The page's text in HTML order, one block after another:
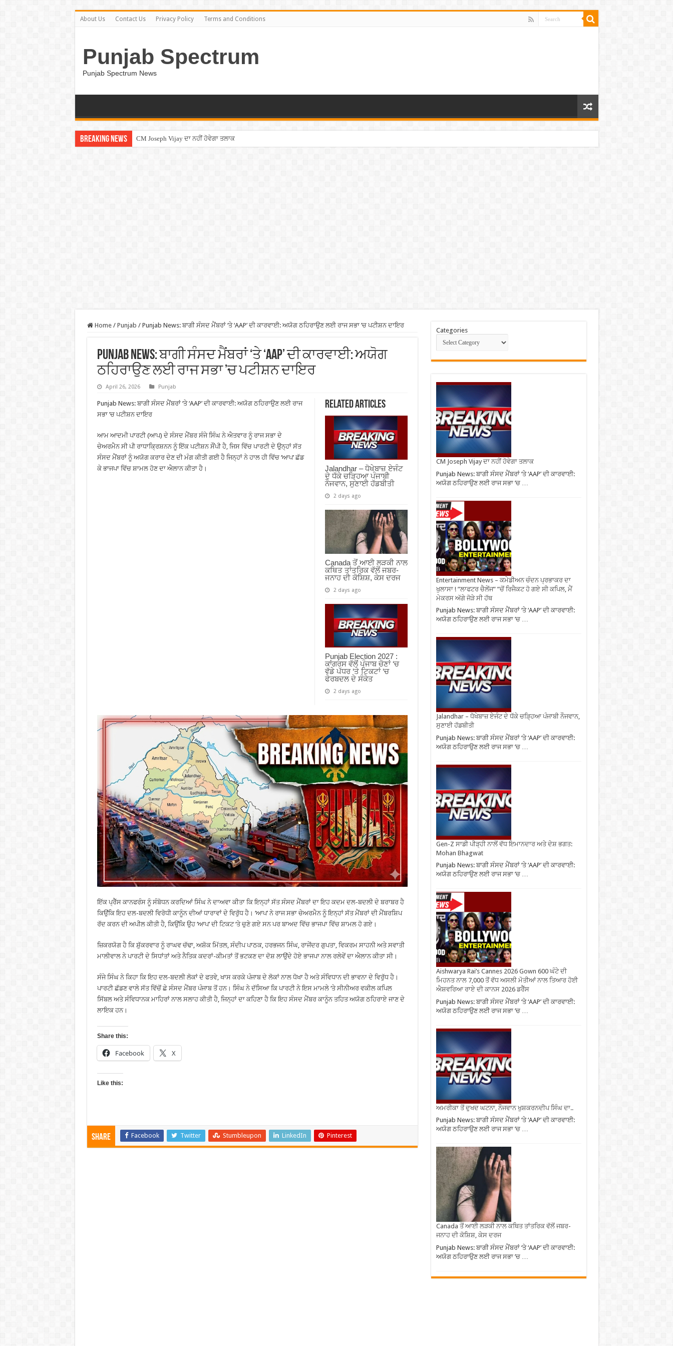
About Us Contact Us Privacy Policy Terms and Conditions
Punjab Spectrum
Punjab Spectrum News
Breaking News CM Joseph Vijay ਦਾ ਨਹੀਂ ਹੋਵੇਗਾ ਤਲਾਕ
Home / Punjab / Punjab News: ਬਾਗੀ ਸੰਸਦ ਮੈਂਬਰਾਂ ‘ਤੇ ‘AAP’ ਦੀ ਕਾਰਵਾਈ: ਅਯੋਗ ਠਹਿਰਾਉਣ ਲਈ ਰਾਜ ਸਭਾ ’ਚ ਪਟੀਸ਼ਨ ਦਾਇਰ
Punjab News: ਬਾਗੀ ਸੰਸਦ ਮੈਂਬਰਾਂ ‘ਤੇ ‘AAP’ ਦੀ ਕਾਰਵਾਈ: ਅਯੋਗ
ਠਹਿਰਾਉਣ ਲਈ ਰਾਜ ਸਭਾ ’ਚ ਪਟੀਸ਼ਨ ਦਾਇਰ
April 26, 2026 Punjab
Related Articles
Jalandhar – ਧੋਖੇਬਾਜ਼ ਏਜੰਟ
ਦੇ ਧੱਕੇ ਚੜ੍ਹਿਆ ਪੰਜਾਬੀ
ਨੌਜਵਾਨ, ਸੁਣਾਈ ਹੱਡਬੀਤੀ
2 days ago
Canada ਤੋਂ ਆਈ ਲੜਕੀ ਨਾਲ
ਕਥਿਤ ਤਾਂਤਰਿਕ ਵੱਲੋਂ ਜਬਰ-
ਜਨਾਹ ਦੀ ਕੋਸ਼ਿਸ਼, ਕੇਸ ਦਰਜ
2 days ago
Punjab Election 2027 :
ਕਾਂਗਰਸ ਵੱਲੋਂ ਪੰਜਾਬ ਚੋਣਾਂ ‘ਚ
ਵੱਡੇ ਪੱਧਰ ‘ਤੇ ਟਿਕਟਾਂ ‘ਚ
ਫੇਰਬਦਲ ਦੇ ਸੰਕੇਤ
2 days ago
Punjab News: ਬਾਗੀ ਸੰਸਦ ਮੈਂਬਰਾਂ ‘ਤੇ ‘AAP’ ਦੀ ਕਾਰਵਾਈ: ਅਯੋਗ ਠਹਿਰਾਉਣ ਲਈ ਰਾਜ
ਸਭਾ ’ਚ ਪਟੀਸ਼ਨ ਦਾਇਰ
ਆਮ ਆਦਮੀ ਪਾਰਟੀ (ਆਪ) ਦੇ ਸੰਸਦ ਮੈਂਬਰ ਸੰਜੇ ਸਿੰਘ ਨੇ ਐਤਵਾਰ ਨੂੰ ਰਾਜ ਸਭਾ ਦੇ
ਚੇਅਰਮੈਨ ਸੀ ਪੀ ਰਾਧਾਕ੍ਰਿਸ਼ਨਨ ਨੂੰ ਇੱਕ ਪਟੀਸ਼ਨ ਸੌਂਪੀ ਹੈ, ਜਿਸ ਵਿੱਚ ਪਾਰਟੀ ਦੇ ਉਨ੍ਹਾਂ ਸੱਤ
ਸੰਸਦ ਮੈਂਬਰਾਂ ਨੂੰ ਅਯੋਗ ਕਰਾਰ ਦੇਣ ਦੀ ਮੰਗ ਕੀਤੀ ਗਈ ਹੈ ਜਿਨ੍ਹਾਂ ਨੇ ਹਾਲ ਹੀ ਵਿੱਚ ‘ਆਪ’ ਛੱਡ
ਕੇ ਭਾਜਪਾ ਵਿੱਚ ਸ਼ਾਮਲ ਹੋਣ ਦਾ ਐਲਾਨ ਕੀਤਾ ਹੈ।
ਇੱਕ ਪ੍ਰੈੱਸ ਕਾਨਫਰੰਸ ਨੂੰ ਸੰਬੋਧਨ ਕਰਦਿਆਂ ਸਿੰਘ ਨੇ ਦਾਅਵਾ ਕੀਤਾ ਕਿ ਇਨ੍ਹਾਂ ਸੱਤ ਸੰਸਦ ਮੈਂਬਰਾਂ ਦਾ ਇਹ ਕਦਮ ਦਲ-ਬਦਲੀ ਦੇ ਬਰਾਬਰ ਹੈ
ਕਿਉਂਕਿ ਇਹ ਦਲ-ਬਦਲੀ ਵਿਰੋਧੀ ਕਾਨੂੰਨ ਦੀਆਂ ਧਾਰਾਵਾਂ ਦੇ ਵਿਰੁੱਧ ਹੈ। ‘ਆਪ’ ਨੇ ਰਾਜ ਸਭਾ ਚੇਅਰਮੈਨ ਨੂੰ ਇਨ੍ਹਾਂ ਸੱਤ ਮੈਂਬਰਾਂ ਦੀ ਮੈਂਬਰਸ਼ਿਪ
ਰੱਦ ਕਰਨ ਦੀ ਅਪੀਲ ਕੀਤੀ ਹੈ, ਕਿਉਂਕਿ ਉਹ ‘ਆਪ’ ਦੀ ਟਿਕਟ ‘ਤੇ ਚੁਣੇ ਗਏ ਸਨ ਪਰ ਬਾਅਦ ਵਿੱਚ ਭਾਜਪਾ ਵਿੱਚ ਸ਼ਾਮਲ ਹੋ ਗਏ।
ਜ਼ਿਕਰਯੋਗ ਹੈ ਕਿ ਸ਼ੁੱਕਰਵਾਰ ਨੂੰ ਰਾਘਵ ਚੱਢਾ, ਅਸ਼ੋਕ ਮਿੱਤਲ, ਸੰਦੀਪ ਪਾਠਕ, ਹਰਭਜਨ ਸਿੰਘ, ਰਾਜੇਂਦਰ ਗੁਪਤਾ, ਵਿਕਰਮ ਸਾਹਨੀ ਅਤੇ ਸਵਾਤੀ
ਮਾਲੀਵਾਲ ਨੇ ਪਾਰਟੀ ਦੇ ਸਿਧਾਂਤਾਂ ਅਤੇ ਨੈਤਿਕ ਕਦਰਾਂ-ਕੀਮਤਾਂ ਤੋਂ ਭਟਕਣ ਦਾ ਦੋਸ਼ ਲਾਉਂਦੇ ਹੋਏ ਭਾਜਪਾ ਨਾਲ ਰਲੇਵੇਂ ਦਾ ਐਲਾਨ ਕੀਤਾ ਸੀ।
ਸੰਜੇ ਸਿੰਘ ਨੇ ਕਿਹਾ ਕਿ ਇਹ ਦਲ-ਬਦਲੀ ਲੋਕਾਂ ਦੇ ਫਤਵੇ, ਖਾਸ ਕਰਕੇ ਪੰਜਾਬ ਦੇ ਲੋਕਾਂ ਨਾਲ ਧੋਖਾ ਹੈ ਅਤੇ ਸੰਵਿਧਾਨ ਦੀ ਭਾਵਨਾ ਦੇ ਵਿਰੁੱਧ ਹੈ।
ਪਾਰਟੀ ਛੱਡਣ ਵਾਲੇ ਸੱਤ ਵਿੱਚੋਂ ਛੇ ਸੰਸਦ ਮੈਂਬਰ ਪੰਜਾਬ ਤੋਂ ਹਨ। ਸਿੰਘ ਨੇ ਦੱਸਿਆ ਕਿ ਪਾਰਟੀ ਨੇ ਇਸ ਮਾਮਲੇ ‘ਤੇ ਸੀਨੀਅਰ ਵਕੀਲ ਕਪਿਲ
ਸਿੱਬਲ ਅਤੇ ਸੰਵਿਧਾਨਕ ਮਾਹਿਰਾਂ ਨਾਲ ਸਲਾਹ ਕੀਤੀ ਹੈ, ਜਿਨ੍ਹਾਂ ਦਾ ਕਹਿਣਾ ਹੈ ਕਿ ਇਹ ਸੰਸਦ ਮੈਂਬਰ ਕਾਨੂੰਨ ਤਹਿਤ ਅਯੋਗ ਠਹਿਰਾਏ ਜਾਣ ਦੇ
ਲਾਇਕ ਹਨ।
Share this:
Facebook X
Like this:
Share Facebook Twitter Stumbleupon LinkedIn Pinterest
Categories
CM Joseph Vijay ਦਾ ਨਹੀਂ ਹੋਵੇਗਾ ਤਲਾਕ
Punjab News: ਬਾਗੀ ਸੰਸਦ ਮੈਂਬਰਾਂ ‘ਤੇ ‘AAP’ ਦੀ ਕਾਰਵਾਈ:
ਅਯੋਗ ਠਹਿਰਾਉਣ ਲਈ ਰਾਜ ਸਭਾ ’ਚ …
Entertainment News – ਕਮੇਡੀਅਨ ਚੰਦਨ ਪ੍ਰਭਾਕਰ ਦਾ
ਖੁਲਾਸਾ ! ”ਲਾਫਟਰ ਚੈਲੇਂਜ” ”ਚੋਂ ਰਿਜੈਕਟ ਹੋ ਗਏ ਸੀ ਕਪਿਲ, ਮੈਂ
ਮੇਕਰਸ ਅੱਗੇ ਜੋੜੇ ਸੀ ਹੱਥ
Punjab News: ਬਾਗੀ ਸੰਸਦ ਮੈਂਬਰਾਂ ‘ਤੇ ‘AAP’ ਦੀ ਕਾਰਵਾਈ:
ਅਯੋਗ ਠਹਿਰਾਉਣ ਲਈ ਰਾਜ ਸਭਾ ’ਚ …
Jalandhar – ਧੋਖੇਬਾਜ਼ ਏਜੰਟ ਦੇ ਧੱਕੇ ਚੜ੍ਹਿਆ ਪੰਜਾਬੀ ਨੌਜਵਾਨ,
ਸੁਣਾਈ ਹੱਡਬੀਤੀ
Punjab News: ਬਾਗੀ ਸੰਸਦ ਮੈਂਬਰਾਂ ‘ਤੇ ‘AAP’ ਦੀ ਕਾਰਵਾਈ:
ਅਯੋਗ ਠਹਿਰਾਉਣ ਲਈ ਰਾਜ ਸਭਾ ’ਚ …
Gen-Z ਸਾਡੀ ਪੀੜ੍ਹੀ ਨਾਲੋਂ ਵੱਧ ਇਮਾਨਦਾਰ ਅਤੇ ਦੇਸ਼ ਭਗਤ:
Mohan Bhagwat
Punjab News: ਬਾਗੀ ਸੰਸਦ ਮੈਂਬਰਾਂ ‘ਤੇ ‘AAP’ ਦੀ ਕਾਰਵਾਈ:
ਅਯੋਗ ਠਹਿਰਾਉਣ ਲਈ ਰਾਜ ਸਭਾ ’ਚ …
Aishwarya Rai’s Cannes 2026 Gown 600 ਘੰਟੇ ਦੀ
ਮਿਹਨਤ ਨਾਲ 7,000 ਤੋਂ ਵੱਧ ਅਸਲੀ ਮੋਤੀਆਂ ਨਾਲ ਤਿਆਰ ਹੋਈ
ਐਸ਼ਵਰਿਆ ਰਾਏ ਦੀ ਕਾਨਸ 2026 ਡਰੈੱਸ
Punjab News: ਬਾਗੀ ਸੰਸਦ ਮੈਂਬਰਾਂ ‘ਤੇ ‘AAP’ ਦੀ ਕਾਰਵਾਈ:
ਅਯੋਗ ਠਹਿਰਾਉਣ ਲਈ ਰਾਜ ਸਭਾ ’ਚ …
ਅਮਰੀਕਾ ਤੋਂ ਦੁਖਦ ਘਟਨਾ, ਨੌਜਵਾਨ ਖੁਸ਼ਕਰਨਦੀਪ ਸਿੰਘ ਦਾ..
Punjab News: ਬਾਗੀ ਸੰਸਦ ਮੈਂਬਰਾਂ ‘ਤੇ ‘AAP’ ਦੀ ਕਾਰਵਾਈ:
ਅਯੋਗ ਠਹਿਰਾਉਣ ਲਈ ਰਾਜ ਸਭਾ ’ਚ …
Canada ਤੋਂ ਆਈ ਲੜਕੀ ਨਾਲ ਕਥਿਤ ਤਾਂਤਰਿਕ ਵੱਲੋਂ ਜਬਰ-
ਜਨਾਹ ਦੀ ਕੋਸ਼ਿਸ਼, ਕੇਸ ਦਰਜ
Punjab News: ਬਾਗੀ ਸੰਸਦ ਮੈਂਬਰਾਂ ‘ਤੇ ‘AAP’ ਦੀ ਕਾਰਵਾਈ:
ਅਯੋਗ ਠਹਿਰਾਉਣ ਲਈ ਰਾਜ ਸਭਾ ’ਚ …